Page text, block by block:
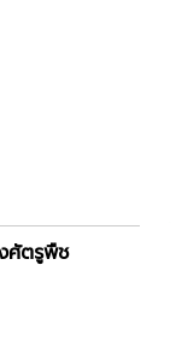
ศัตรูพืช